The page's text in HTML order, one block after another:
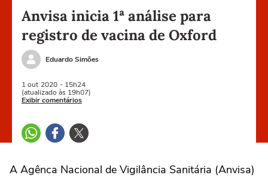
Anvisa inicia 1ª análise para
registro de vacina de Oxford
Eduardo Simões
1 out 2020 - 15h24
(atualizado às 19h07)
Exibir comentários
A Agênca Nacional de Vigilância Sanitária (Anvisa)